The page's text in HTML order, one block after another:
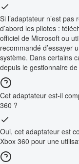
Si l’adaptateur n’est
d’abord les pilotes :
officiel de Microsoft ou
recommandé d’essayer
système. Dans certains
depuis le gestionnaire
Cet adaptateur est-il
360 ?
Oui, cet adaptateur est
Xbox 360 pour une